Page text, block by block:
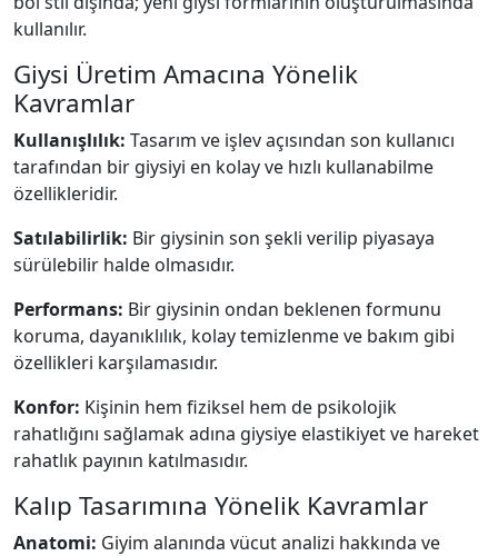
kullanılır.
Giysi Üretim Amacına Yönelik
Kavramlar
Kullanışlılık: Tasarım ve işlev açısından son kullanıcı
tarafından bir giysiyi en kolay ve hızlı kullanabilme
özellikleridir.
Satılabilirlik: Bir giysinin son şekli verilip piyasaya
sürülebilir halde olmasıdır.
Performans: Bir giysinin ondan beklenen formunu
koruma, dayanıklılık, kolay temizlenme ve bakım gibi
özellikleri karşılamasıdır.
Konfor: Kişinin hem fiziksel hem de psikolojik
rahatlığını sağlamak adına giysiye elastikiyet ve hareket
rahatlık payının katılmasıdır.
Kalıp Tasarımına Yönelik Kavramlar
Anatomi: Giyim alanında vücut analizi hakkında ve